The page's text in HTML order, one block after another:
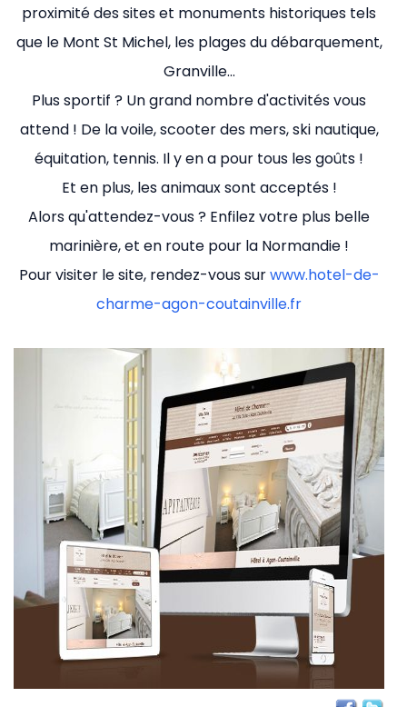
proximité des sites et monuments historiques tels
que le Mont St Michel, les plages du débarquement,
Granville…
Plus sportif ? Un grand nombre d'activités vous
attend ! De la voile, scooter des mers, ski nautique,
équitation, tennis. Il y en a pour tous les goûts !
Et en plus, les animaux sont acceptés !
Alors qu'attendez-vous ? Enfilez votre plus belle
marinière, et en route pour la Normandie !
Pour visiter le site, rendez-vous surwww.hotel-de-
charme-agon-coutainville.fr